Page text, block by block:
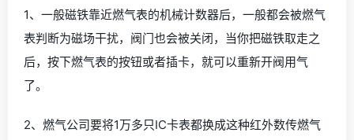
1、一般磁铁靠近燃气表的机械计数器后，一般都会被燃气
表判断为磁场干扰，阀门也会被关闭，当你把磁铁取走之
后，按下燃气表的按钮或者插卡，就可以重新开阀用气
了。
2、燃气公司要将1万多只IC卡表都换成这种红外数传燃气